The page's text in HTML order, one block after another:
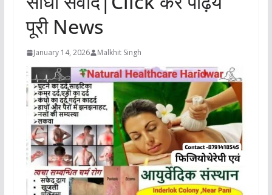
पूरी News
January 14, 2026 Malkhit Singh